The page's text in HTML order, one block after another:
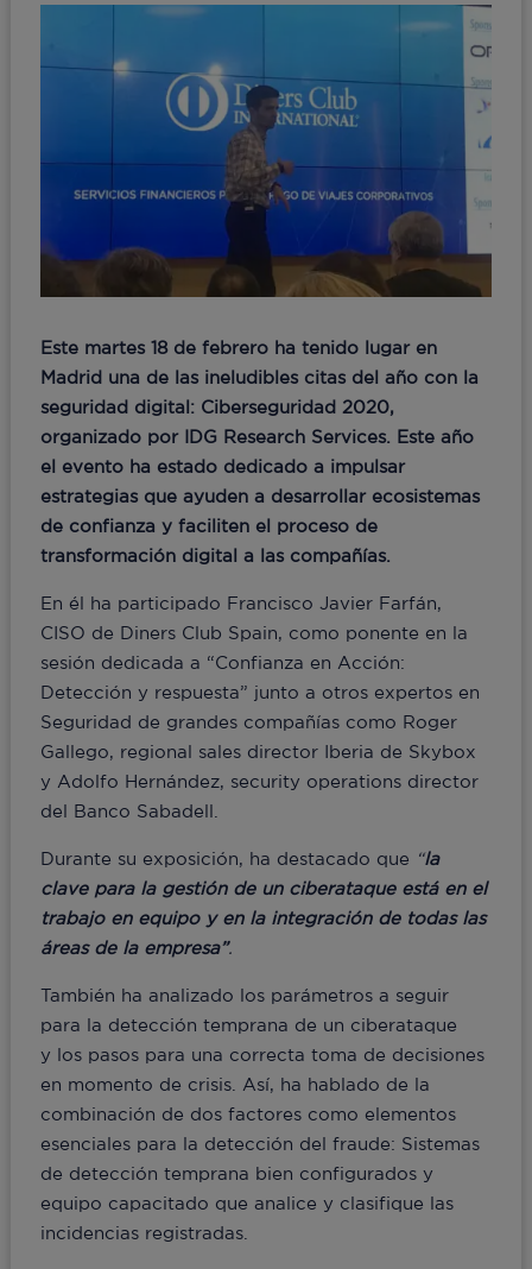
Este martes 18 de febrero ha tenido lugar en
Madrid una de las ineludibles citas del año con la
seguridad digital: Ciberseguridad 2020,
organizado por IDG Research Services. Este año
el evento ha estado dedicado a impulsar
estrategias que ayuden a desarrollar ecosistemas
de confianza y faciliten el proceso de
transformación digital a las compañías.
En él ha participado Francisco Javier Farfán,
CISO de Diners Club Spain, como ponente en la
sesión dedicada a “Confianza en Acción:
Detección y respuesta” junto a otros expertos en
Seguridad de grandes compañías como Roger
Gallego, regional sales director Iberia de Skybox
y Adolfo Hernández, security operations director
del Banco Sabadell.
Durante su exposición, ha destacado que “la
clave para la gestión de un ciberataque está en el
trabajo en equipo y en la integración de todas las
áreas de la empresa”.
También ha analizado los parámetros a seguir
para la detección temprana de un ciberataque
y los pasos para una correcta toma de decisiones
en momento de crisis. Así, ha hablado de la
combinación de dos factores como elementos
esenciales para la detección del fraude: Sistemas
de detección temprana bien configurados y
equipo capacitado que analice y clasifique las
incidencias registradas.